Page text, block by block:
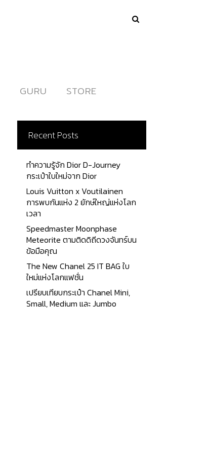
GURU
GURU STORE
STORE
Recent Posts
ทำความรู้จัก Dior D-Journey
กระเป๋าใบใหม่จาก Dior
Louis Vuitton x Voutilainen
การพบกันแห่ง 2 ยักษ์ใหญ่แห่งโลก
เวลา
Speedmaster Moonphase
Meteorite ตามติดดิถีดวงจันทร์บน
ข้อมือคุณ
The New Chanel 25 IT BAG ใบ
ใหม่แห่งโลกแฟชั่น
เปรียบเทียบกระเป๋า Chanel Mini,
Small, Medium และ Jumbo